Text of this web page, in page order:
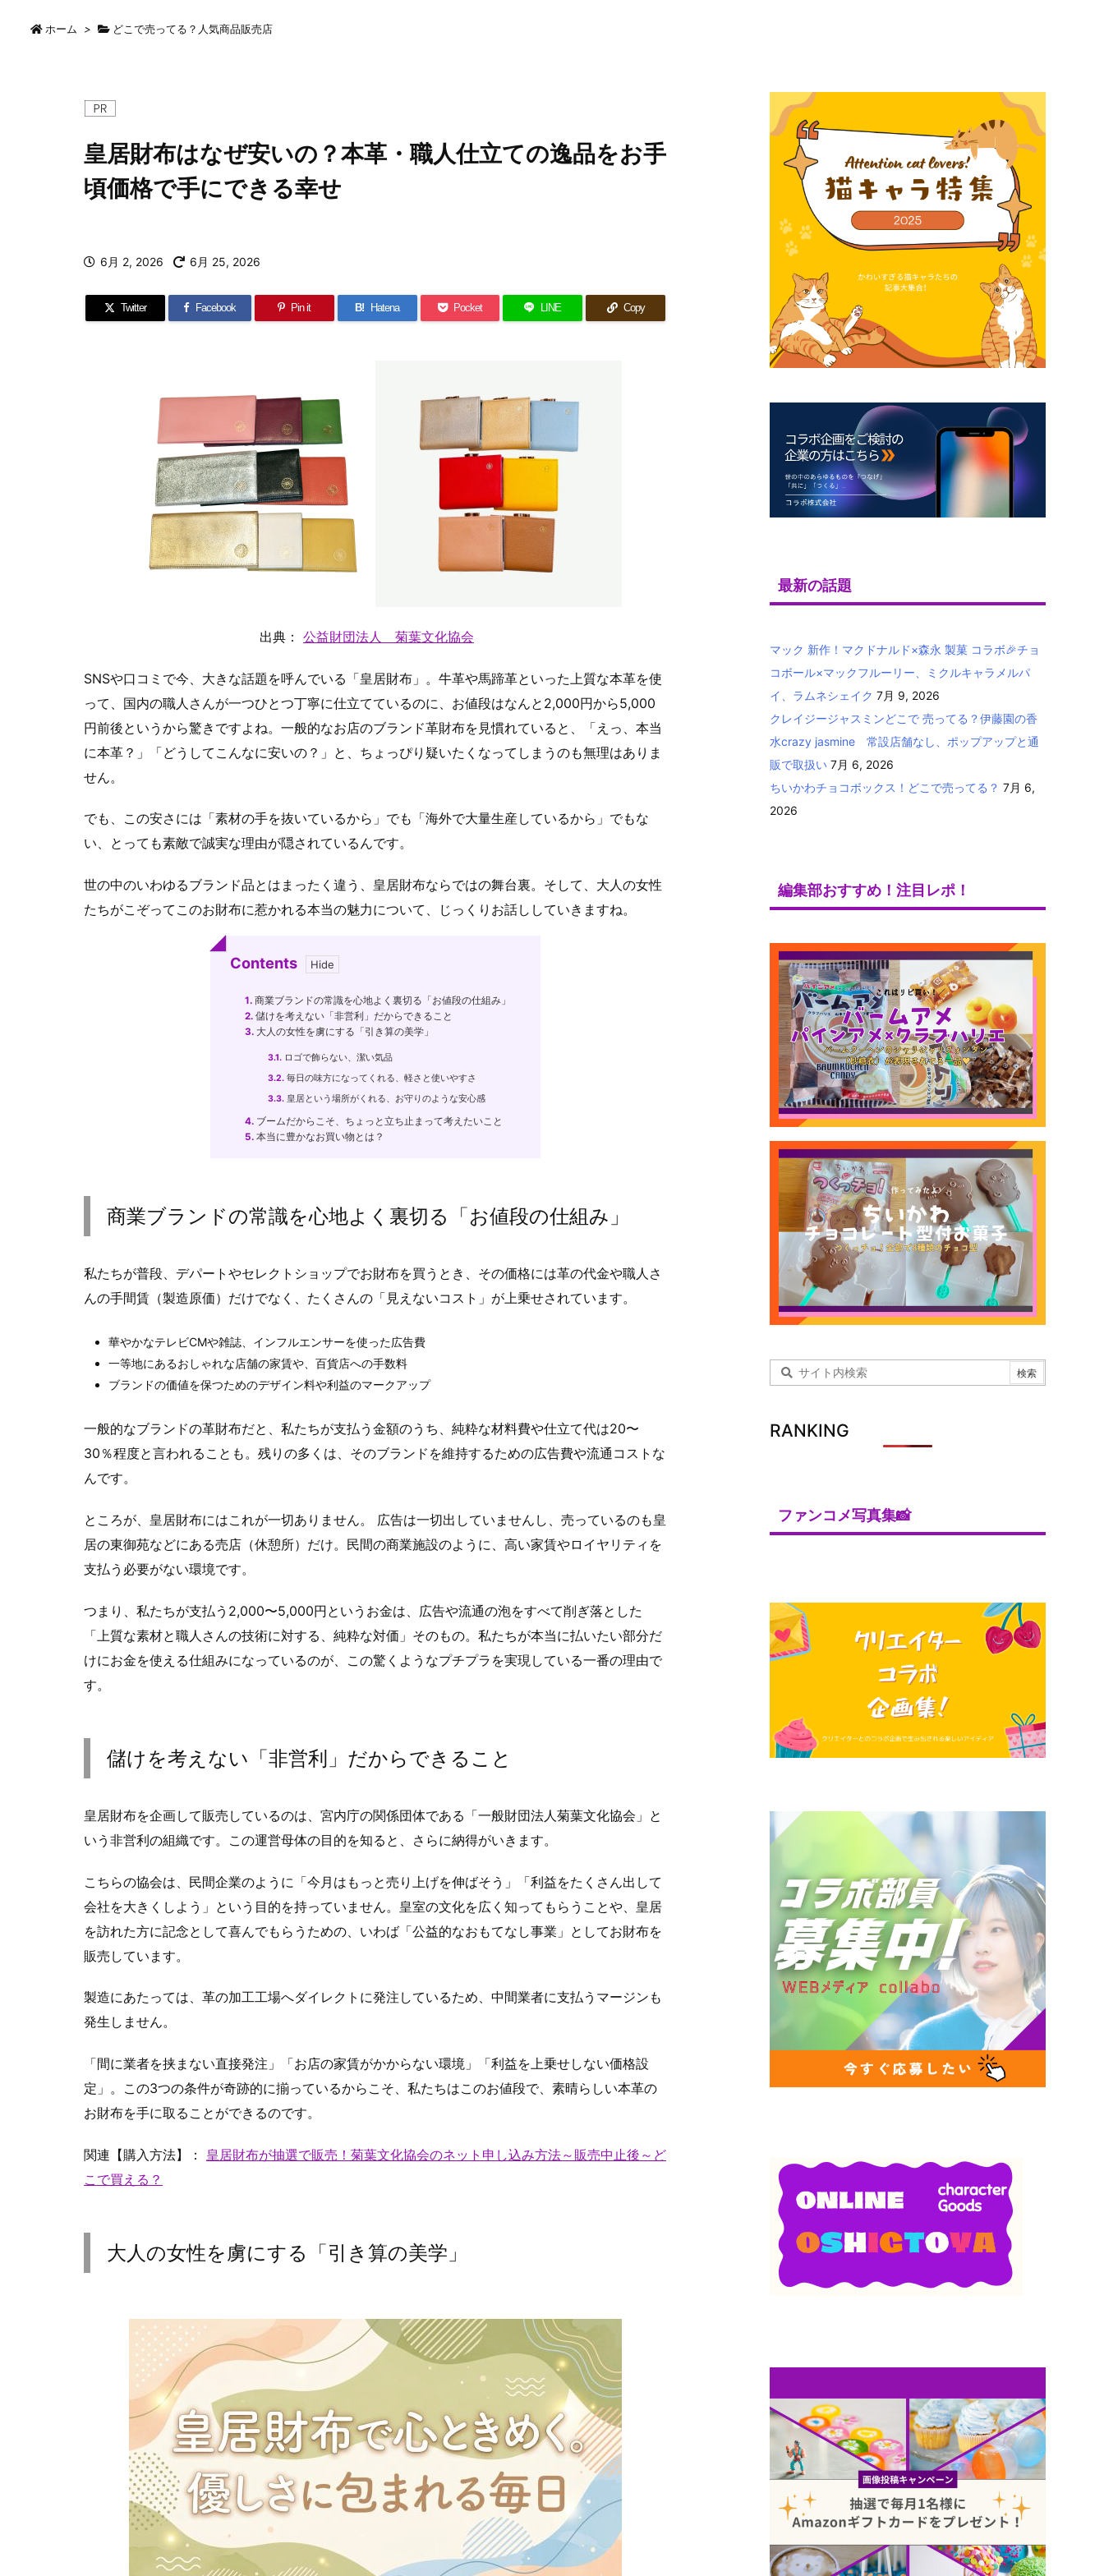
ホーム > どこで売ってる？人気商品販売店
皇居財布はなぜ安いの？本革・職人仕立ての逸品をお手
頃価格で手にできる幸せ
6月 2, 2026 6月 25, 2026
Twitter Facebook Pin it B! Hatena Pocket LINE Copy
出典： 公益財団法人 菊葉文化協会
SNSや口コミで今、大きな話題を呼んでいる「皇居財布」。牛革や馬蹄革といった上質な本革を使
って、国内の職人さんが一つひとつ丁寧に仕立てているのに、お値段はなんと2,000円から5,000
円前後というから驚きですよね。一般的なお店のブランド革財布を見慣れていると、「えっ、本当
に本革？」「どうしてこんなに安いの？」と、ちょっぴり疑いたくなってしまうのも無理はありま
せん。
でも、この安さには「素材の手を抜いているから」でも「海外で大量生産しているから」でもな
い、とっても素敵で誠実な理由が隠されているんです。
世の中のいわゆるブランド品とはまったく違う、皇居財布ならではの舞台裏。そして、大人の女性
たちがこぞってこのお財布に惹かれる本当の魅力について、じっくりお話ししていきますね。
Contents
1. 商業ブランドの常識を心地よく裏切る「お値段の仕組み」
2. 儲けを考えない「非営利」だからできること
3. 大人の女性を虜にする「引き算の美学」
3.1. ロゴで飾らない、潔い気品
3.2. 毎日の味方になってくれる、軽さと使いやすさ
3.3. 皇居という場所がくれる、お守りのような安心感
4. ブームだからこそ、ちょっと立ち止まって考えたいこと
5. 本当に豊かなお買い物とは？
商業ブランドの常識を心地よく裏切る「お値段の仕組み」
私たちが普段、デパートやセレクトショップでお財布を買うとき、その価格には革の代金や職人さ
んの手間賃（製造原価）だけでなく、たくさんの「見えないコスト」が上乗せされています。
華やかなテレビCMや雑誌、インフルエンサーを使った広告費
一等地にあるおしゃれな店舗の家賃や、百貨店への手数料
ブランドの価値を保つためのデザイン料や利益のマークアップ
一般的なブランドの革財布だと、私たちが支払う金額のうち、純粋な材料費や仕立て代は20〜
30％程度と言われることも。残りの多くは、そのブランドを維持するための広告費や流通コストな
んです。
ところが、皇居財布にはこれが一切ありません。 広告は一切出していませんし、売っているのも皇
居の東御苑などにある売店（休憩所）だけ。民間の商業施設のように、高い家賃やロイヤリティを
支払う必要がない環境です。
つまり、私たちが支払う2,000〜5,000円というお金は、広告や流通の泡をすべて削ぎ落とした
「上質な素材と職人さんの技術に対する、純粋な対価」そのもの。私たちが本当に払いたい部分だ
けにお金を使える仕組みになっているのが、この驚くようなプチプラを実現している一番の理由で
す。
儲けを考えない「非営利」だからできること
皇居財布を企画して販売しているのは、宮内庁の関係団体である「一般財団法人菊葉文化協会」と
いう非営利の組織です。この運営母体の目的を知ると、さらに納得がいきます。
こちらの協会は、民間企業のように「今月はもっと売り上げを伸ばそう」「利益をたくさん出して
会社を大きくしよう」という目的を持っていません。皇室の文化を広く知ってもらうことや、皇居
を訪れた方に記念として喜んでもらうための、いわば「公益的なおもてなし事業」としてお財布を
販売しています。
製造にあたっては、革の加工工場へダイレクトに発注しているため、中間業者に支払うマージンも
発生しません。
「間に業者を挟まない直接発注」「お店の家賃がかからない環境」「利益を上乗せしない価格設
定」。この3つの条件が奇跡的に揃っているからこそ、私たちはこのお値段で、素晴らしい本革の
お財布を手に取ることができるのです。
関連【購入方法】：
皇居財布が抽選で販売！菊葉文化協会のネット申し込み方法～販売中止後～ど
こで買える？
大人の女性を虜にする「引き算の美学」
最新の話題
マック 新作！マクドナルド×森永 製菓 コラボ🎉チョ
コボール×マックフルーリー、ミクルキャラメルパ
イ、ラムネシェイク 7月 9, 2026
クレイジージャスミンどこで 売ってる？伊藤園の香
水crazy jasmine 常設店舗なし、ポップアップと通
販で取扱い 7月 6, 2026
ちいかわチョコボックス！どこで売ってる？ 7月 6,
2026
編集部おすすめ！注目レポ！
RANKING
ファンコメ写真集📸